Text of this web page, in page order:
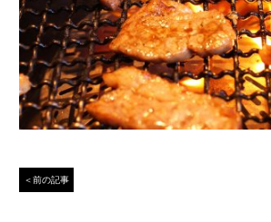
＜前の記事